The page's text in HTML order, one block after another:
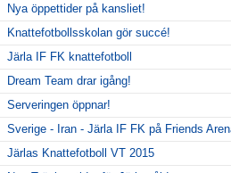
Nya öppettider på kansliet!
Knattefotbollsskolan gör succé!
Järla IF FK knattefotboll
Dream Team drar igång!
Serveringen öppnar!
Sverige - Iran - Järla IF FK på Friends
Järlas Knattefotboll VT 2015